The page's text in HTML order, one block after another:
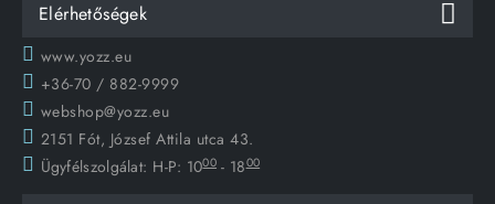
Elérhetőségek
www.yozz.eu
+36-70 / 882-9999
webshop@yozz.eu
2151 Fót, József Attila utca 43.
Ügyfélszolgálat: H-P: 1000 - 1800